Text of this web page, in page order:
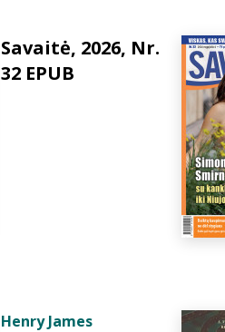
Savaitė, 2026, Nr.
32 EPUB
Henry James